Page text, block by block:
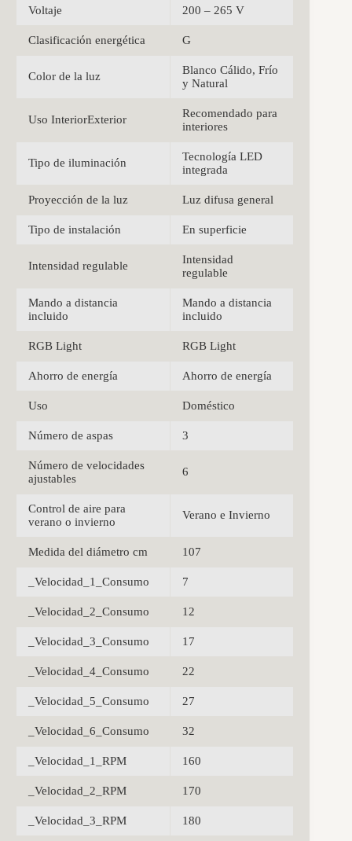
Voltaje 200 – 265 V
Clasificación energética G
Color de la luz
Blanco Cálido, Frío
y Natural
Uso InteriorExterior
Recomendado para
interiores
Tipo de iluminación
Tecnología LED
integrada
Proyección de la luz Luz difusa general
Tipo de instalación En superficie
Intensidad regulable
Intensidad
regulable
Mando a distancia
incluido
Mando a distancia
incluido
RGB Light RGB Light
Ahorro de energía Ahorro de energía
Uso Doméstico
Número de aspas 3
Número de velocidades
ajustables
6
Control de aire para
verano o invierno
Verano e Invierno
Medida del diámetro cm 107
_Velocidad_1_Consumo 7
_Velocidad_2_Consumo 12
_Velocidad_3_Consumo 17
_Velocidad_4_Consumo 22
_Velocidad_5_Consumo 27
_Velocidad_6_Consumo 32
_Velocidad_1_RPM 160
_Velocidad_2_RPM 170
_Velocidad_3_RPM 180